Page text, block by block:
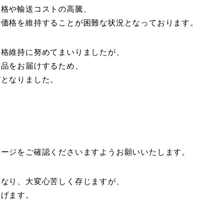
や輸送コストの高騰、
格を維持することが困難な状況となっております。
維持に努めてまいりましたが、
をお届けするため、
なりました。
ジをご確認くださいますようお願いいたします。
り、大変心苦しく存じますが、
ます。